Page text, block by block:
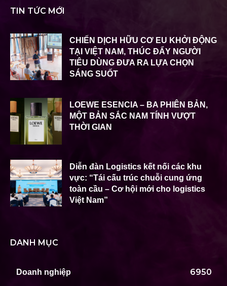
TIN TỨC MỚI
CHIẾN DỊCH HỮU CƠ EU KHỞI ĐỘNG
TẠI VIỆT NAM, THÚC ĐẨY NGƯỜI
TIÊU DÙNG ĐƯA RA LỰA CHỌN
SÁNG SUỐT
LOEWE ESENCIA – BA PHIÊN BẢN,
MỘT BẢN SẮC NAM TÍNH VƯỢT
THỜI GIAN
Diễn đàn Logistics kết nối các khu
vực: “Tái cấu trúc chuỗi cung ứng
toàn cầu – Cơ hội mới cho logistics
Việt Nam”
DANH MỤC
Doanh nghiệp 6950